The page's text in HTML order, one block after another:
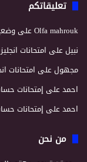
تعليقاتكم
Olfa mahroukعلى
نبيلعلى امتحانات
مجهولعلى امتحانات
احمدعلى إمتحانات
احمدعلى إمتحانات
من نحن